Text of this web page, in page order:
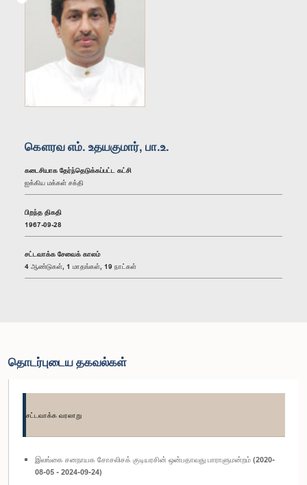
கௌரவ எம். உதயகுமார், பா.உ.
கடைசியாக தேர்ந்தெடுக்கப்பட்ட கட்சி
ஐக்கிய மக்கள் சக்தி
பிறந்த திகதி
1967-09-28
சட்டவாக்க சேவைக் காலம்
4 ஆண்டுகள், 1 மாதங்கள், 19 நாட்கள்
தொடர்புடைய தகவல்கள்
சட்டவாக்க வரலாறு
இலங்கை சனநாயக சோசலிசக் குடியரசின் ஒன்பதாவது பாராளுமன்றம் (2020-
08-05 - 2024-09-24)